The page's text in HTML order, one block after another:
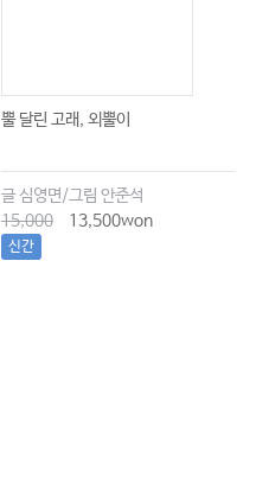
뿔 달린 고래, 외뿔이
글 심영면/그림 안준석
15,000
13,500won
신간